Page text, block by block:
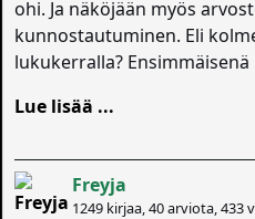
ohi. Ja näköjään myös
kunnostautuminen. Eli
lukukerralla?
Lue lisää ...
Freyja
1249 kirjaa, 40 arviota, 433